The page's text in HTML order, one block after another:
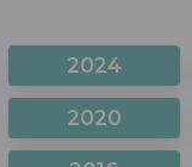
2024
2020